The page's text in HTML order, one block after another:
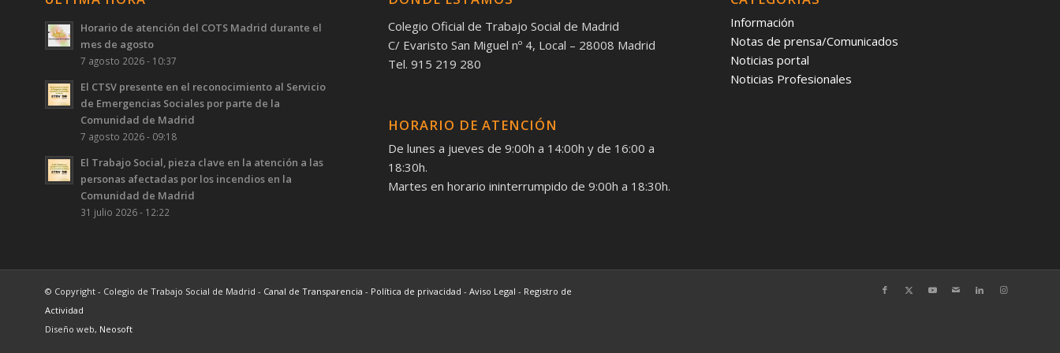
Horario de atención del COTS Madrid durante el
mes de agosto
7 agosto 2026 - 10:37
El CTSV presente en el reconocimiento al Servicio
de Emergencias Sociales por parte de la
Comunidad de Madrid
7 agosto 2026 - 09:18
El Trabajo Social, pieza clave en la atención a las
personas afectadas por los incendios en la
Comunidad de Madrid
31 julio 2026 - 12:22
Colegio Oficial de Trabajo Social de Madrid
C/ Evaristo San Miguel nº 4, Local – 28008 Madrid
Tel. 915 219 280
HORARIO DE ATENCIÓN
De lunes a jueves de 9:00h a 14:00h y de 16:00 a
18:30h.
Martes en horario ininterrumpido de 9:00h a 18:30h.
Información
Notas de prensa/Comunicados
Noticias portal
Noticias Profesionales
© Copyright - Colegio de Trabajo Social de Madrid - Canal de Transparencia - Política de privacidad - Aviso Legal - Registro de
Actividad
Diseño web, Neosoft